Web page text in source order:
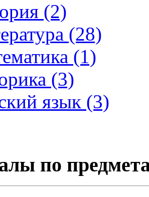
(2)
(28)
(1)
(3)
язык (3)
по